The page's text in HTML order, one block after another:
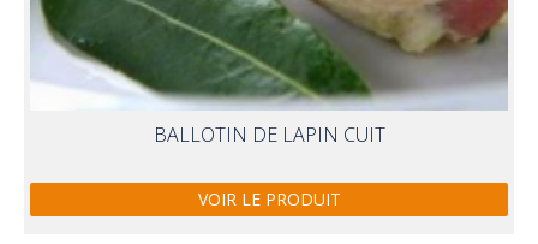
BALLOTIN DE LAPIN CUIT
VOIR LE PRODUIT